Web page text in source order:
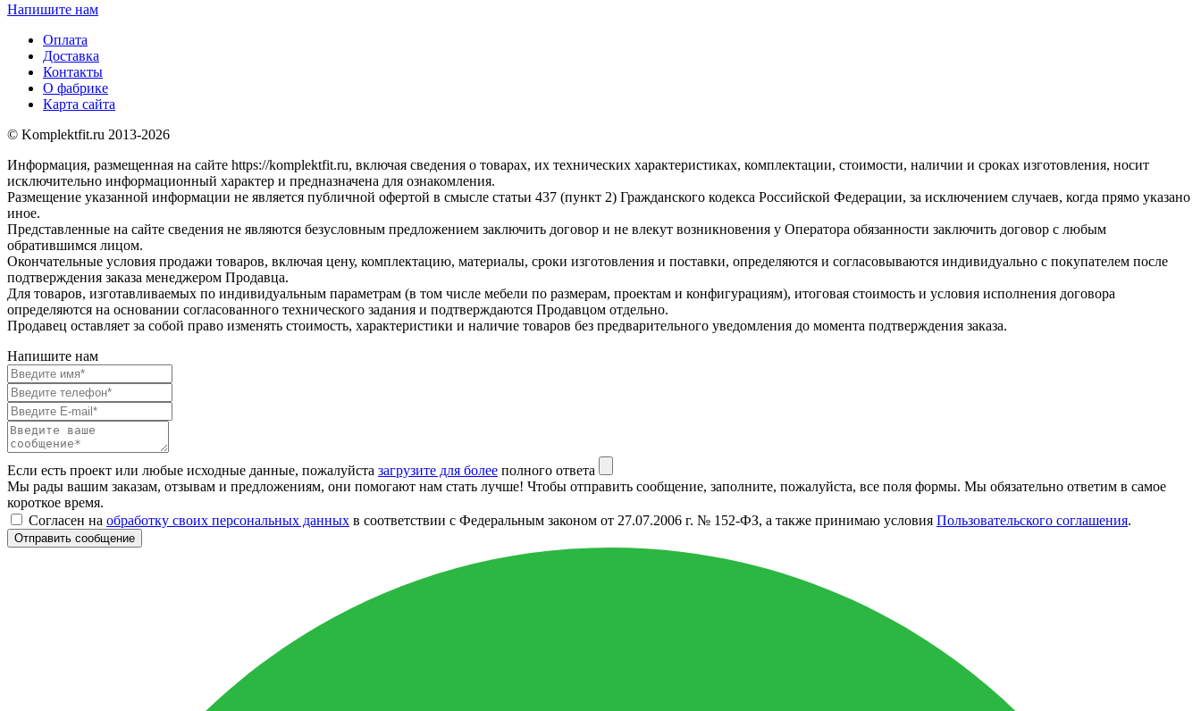
Напишите нам
Оплата
Доставка
Контакты
О фабрике
Карта сайта
© Komplektfit.ru 2013-2026
Информация, размещенная на сайте https://komplektfit.ru, включая сведения о товарах, их технических характеристиках, комплектации, стоимости, наличии и сроках изготовления, носит
исключительно информационный характер и предназначена для ознакомления.
Размещение указанной информации не является публичной офертой в смысле статьи 437 (пункт 2) Гражданского кодекса Российской Федерации, за исключением случаев, когда прямо указано
иное.
Представленные на сайте сведения не являются безусловным предложением заключить договор и не влекут возникновения у Оператора обязанности заключить договор с любым
обратившимся лицом.
Окончательные условия продажи товаров, включая цену, комплектацию, материалы, сроки изготовления и поставки, определяются и согласовываются индивидуально с покупателем после
подтверждения заказа менеджером Продавца.
Для товаров, изготавливаемых по индивидуальным параметрам (в том числе мебели по размерам, проектам и конфигурациям), итоговая стоимость и условия исполнения договора
определяются на основании согласованного технического задания и подтверждаются Продавцом отдельно.
Продавец оставляет за собой право изменять стоимость, характеристики и наличие товаров без предварительного уведомления до момента подтверждения заказа.
Напишите нам
Если есть проект или любые исходные данные, пожалуйста загрузите для более полного ответа
Мы рады вашим заказам, отзывам и предложениям, они помогают нам стать лучше! Чтобы отправить сообщение, заполните, пожалуйста, все поля формы. Мы обязательно ответим в самое
короткое время.
Согласен на обработку своих персональных данных в соответствии с Федеральным законом от 27.07.2006 г. № 152-ФЗ, а также принимаю условия Пользовательского соглашения.
Отправить сообщение